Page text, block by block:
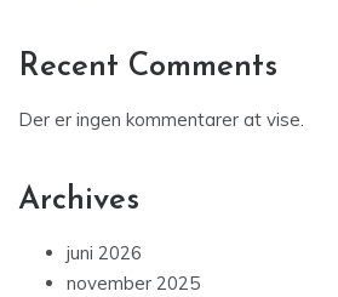
Recent Comments
Der er ingen kommentarer at vise.
Archives
juni 2026
november 2025